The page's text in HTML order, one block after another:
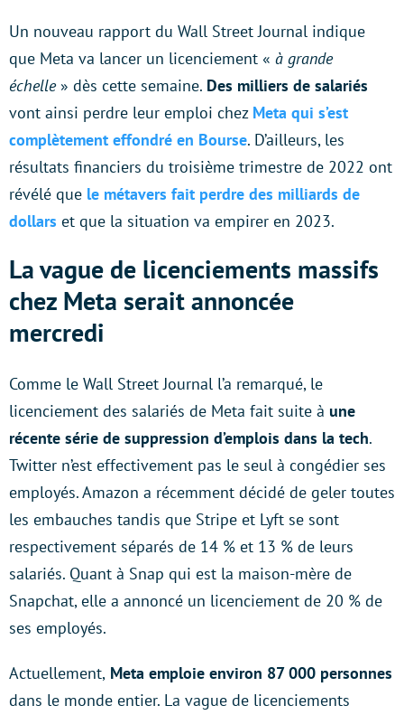
Un nouveau rapport du Wall Street Journal indique
que Meta va lancer un licenciement « à grande
échelle» dès cette semaine. Des milliers de salariés
vont ainsi perdre leur emploi chez Meta qui s’est
complètement effondré en Bourse. D’ailleurs, les
résultats financiers du troisième trimestre de 2022 ont
révélé que le métavers fait perdre des milliards de
dollars et que la situation va empirer en 2023.
La vague de licenciements massifs
chez Meta serait annoncée
mercredi
Comme le Wall Street Journal l’a remarqué, le
licenciement des salariés de Meta fait suite à une
récente série de suppression d’emplois dans la tech.
Twitter n’est effectivement pas le seul à congédier ses
employés. Amazon a récemment décidé de geler toutes
les embauches tandis que Stripe et Lyft se sont
respectivement séparés de 14 % et 13 % de leurs
salariés. Quant à Snap qui est la maison-mère de
Snapchat, elle a annoncé un licenciement de 20 % de
ses employés.
Actuellement, Meta emploie environ 87 000 personnes
dans le monde entier. La vague de licenciements